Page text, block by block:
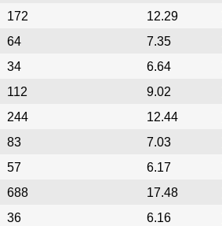
172 12.29
64 7.35
34 6.64
112 9.02
244 12.44
83 7.03
57 6.17
688 17.48
36 6.16